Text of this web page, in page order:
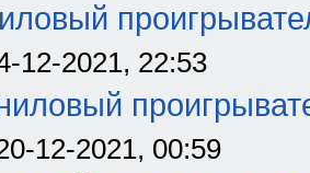
12-2021, 22:53
12-2021, 00:59